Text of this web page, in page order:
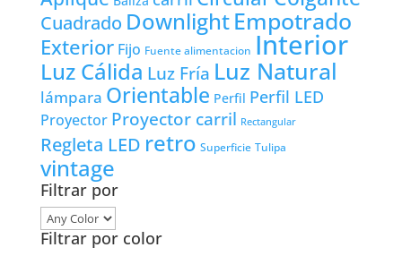
Cuadrado DownlightEmpotrado
Exterior Fijo Fuente alimentacion Interior
Luz Cálida Luz Fría Luz Natural
lámpara Orientable Perfil Perfil LED
Proyector Proyector carril Rectangular
Regleta LED retro Superficie Tulipa
vintage
Filtrar por
Filtrar por color